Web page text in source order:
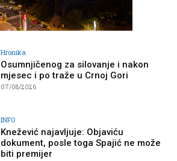
Hronika
Osumnjičenog za silovanje i nakon
mjesec i po traže u Crnoj Gori
07/08/2026
INFO
Knežević najavljuje: Objaviću
dokument, posle toga Spajić ne može
biti premijer